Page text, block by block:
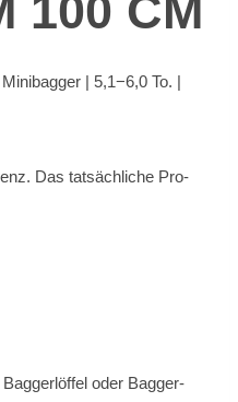
100 CM
Das tat­säch­li­che Pro­
oder Bag­ger­